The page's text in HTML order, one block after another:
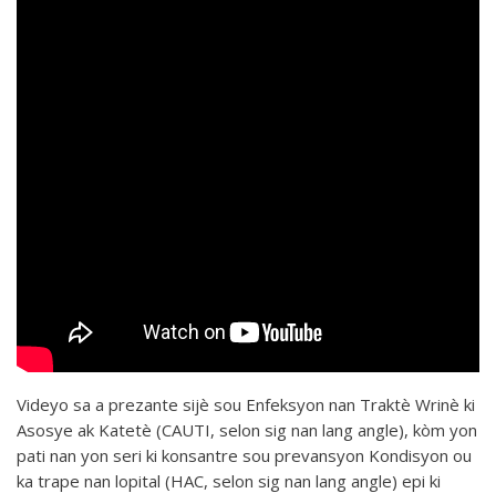
Videyo sa a prezante sijè sou Enfeksyon nan Traktè Wrinè ki
Asosye ak Katetè (CAUTI, selon sig nan lang angle), kòm yon
pati nan yon seri ki konsantre sou prevansyon Kondisyon ou
ka trape nan lopital (HAC, selon sig nan lang angle) epi ki